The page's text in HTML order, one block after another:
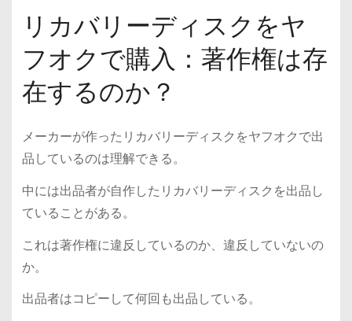
リカバリーディスクをヤ
フオクで購入：著作権は存
在するのか？
メーカーが作ったリカバリーディスクをヤフオクで出
品しているのは理解できる。
中には出品者が自作したリカバリーディスクを出品し
ていることがある。
これは著作権に違反しているのか、違反していないの
か。
出品者はコピーして何回も出品している。